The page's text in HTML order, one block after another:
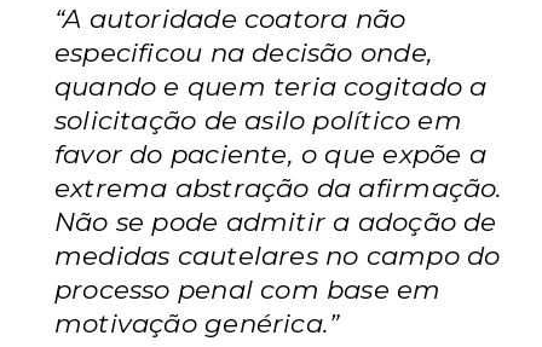
“A autoridade coatora não
especificou na decisão onde,
quando e quem teria cogitado a
solicitação de asilo político em
favor do paciente, o que expõe a
extrema abstração da afirmação.
Não se pode admitir a adoção de
medidas cautelares no campo do
processo penal com base em
motivação genérica.”